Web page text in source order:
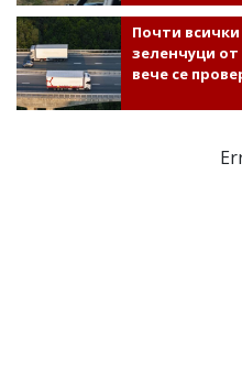
Почти
зеленчуци
вече се